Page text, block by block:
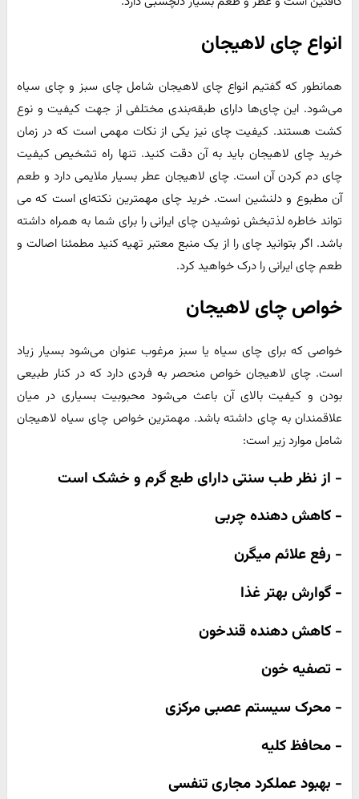
انواع چای لاهیجان
همانطور که گفتیم انواع چای لاهیجان شامل چای سبز و چای سیاه
می‌شود. این چای‌ها دارای طبقه‌بندی مختلفی از جهت کیفیت و نوع
کشت هستند. کیفیت چای نیز یکی از نکات مهمی است که در زمان
خرید چای لاهیجان باید به آن دقت کنید. تنها راه تشخیص کیفیت
چای دم کردن آن است. چای لاهیجان عطر بسیار ملایمی دارد و طعم
آن مطبوع و دلنشین است. خرید چای مهمترین نکته‌ای است که می
تواند خاطره لذتبخش نوشیدن چای ایرانی را برای شما به همراه داشته
باشد. اگر بتوانید چای را از یک منبع معتبر تهیه کنید مطمئنا اصالت و
طعم چای ایرانی را درک خواهید کرد.
خواص چای لاهیجان
خواصی که برای چای سیاه یا سبز مرغوب عنوان می‌شود بسیار زیاد
است. چای لاهیجان خواص منحصر به فردی دارد که در کنار طبیعی
بودن و کیفیت بالای آن باعث می‌شود محبوبیت بسیاری در میان
علاقمندان به چای داشته باشد. مهمترین خواص چای سیاه لاهیجان
شامل موارد زیر است:
- از نظر طب سنتی دارای طبع گرم و خشک است
- کاهش دهنده چربی
- رفع علائم میگرن
- گوارش بهتر غذا
- کاهش دهنده قندخون
- تصفیه خون
- محرک سیستم عصبی مرکزی
- محافظ کلیه
- بهبود عملکرد مجاری تنفسی